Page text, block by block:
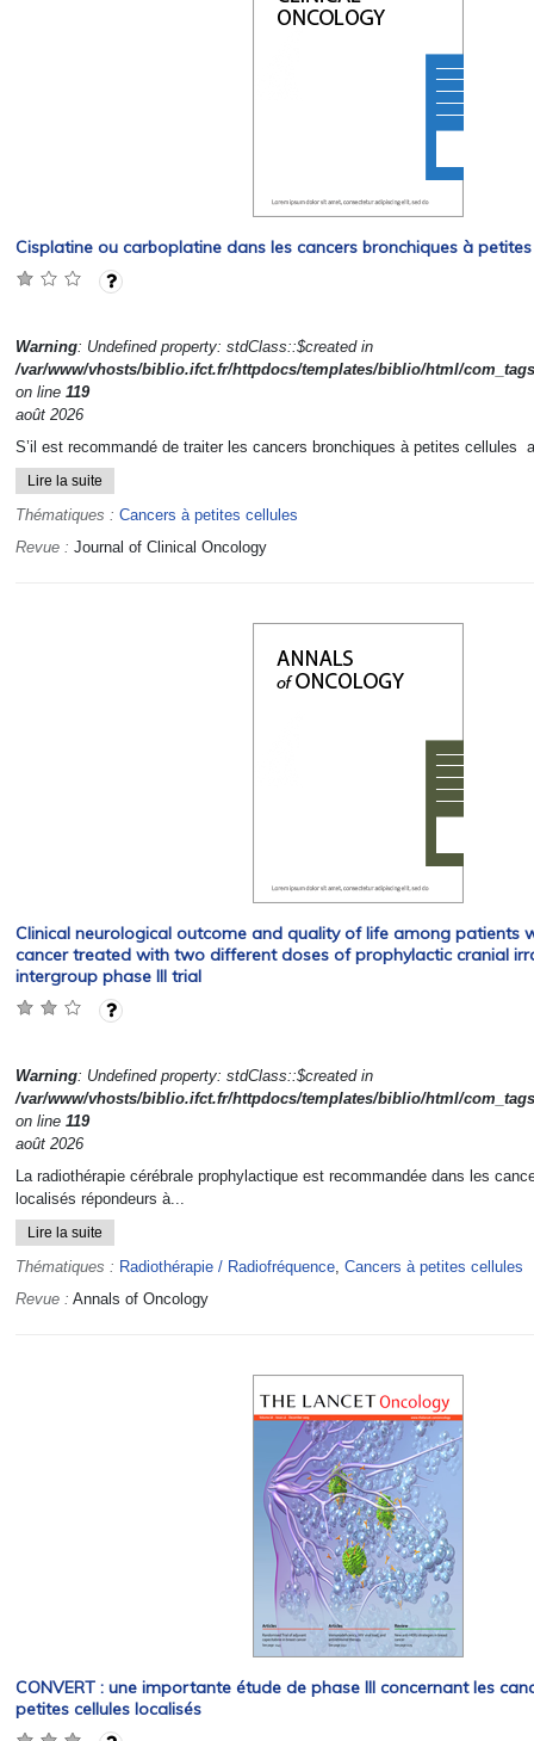
Cisplatine ou carboplatine dans les cancers bronchiques à petites
Warning: Undefined property: stdClass::$created in
/var/www/vhosts/biblio.ifct.fr/httpdocs/templates/biblio/html/
on line 119
août 2026
S’il est recommandé de traiter les cancers bronchiques à petites cellules
Lire la suite
Thématiques : Cancers à petites cellules
Revue : Journal of Clinical Oncology
Clinical neurological outcome and quality of life among patients
cancer treated with two different doses of prophylactic cranial
intergroup phase III trial
Warning: Undefined property: stdClass::$created in
/var/www/vhosts/biblio.ifct.fr/httpdocs/templates/biblio/html/
on line 119
août 2026
La radiothérapie cérébrale prophylactique est recommandée dans les
localisés répondeurs à...
Lire la suite
Thématiques : Radiothérapie / Radiofréquence, Cancers à petites cellules
Revue : Annals of Oncology
CONVERT : une importante étude de phase III concernant les
petites cellules localisés